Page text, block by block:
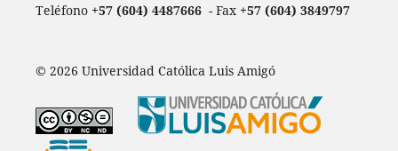
Teléfono +57 (604) 4487666- Fax +57 (604) 3849797
© 2026 Universidad Católica Luis Amigó